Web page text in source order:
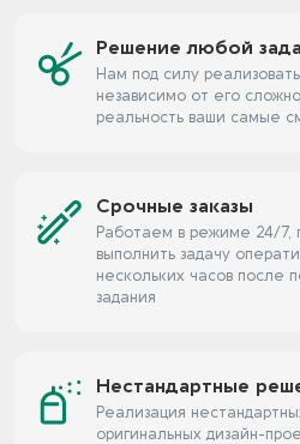
Решение любой
Нам под силу
независимо от его
реальность ваши самые
Срочные заказы
Работаем в режиме 24/7,
выполнить задачу
нескольких часов после
задания
Нестандартные
Реализация
оригинальных дизайн-